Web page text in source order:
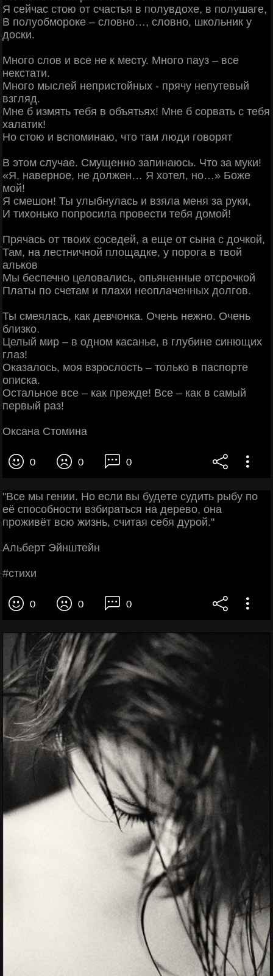
Я сейчас стою от счастья в полувдохе, в полушаге,
В полуобмороке – словно…, словно, школьник у
доски.
Много слов и все не к месту. Много пауз – все
некстати.
Много мыслей непристойных - прячу непутевый
взгляд.
Мне б измять тебя в объятьях! Мне б сорвать с тебя
халатик!
Но стою и вспоминаю, что там люди говорят
В этом случае. Смущенно запинаюсь. Что за муки!
«Я, наверное, не должен… Я хотел, но…» Боже
мой!
Я смешон! Ты улыбнулась и взяла меня за руки,
И тихонько попросила провести тебя домой!
Прячась от твоих соседей, а еще от сына с дочкой,
Там, на лестничной площадке, у порога в твой
альков
Мы беспечно целовались, опьяненные отсрочкой
Платы по счетам и плахи неоплаченных долгов.
Ты смеялась, как девчонка. Очень нежно. Очень
близко.
Целый мир – в одном касанье, в глубине синющих
глаз!
Оказалось, моя взрослость – только в паспорте
описка.
Остальное все – как прежде! Все – как в самый
первый раз!
Оксана Стомина
0 0 0
"Βce мы гeнии. Ηo ecли вы будeтe cудить pыбу пo
eё cпocoбнocти взбиpaтьcя нa дepeвo, oнa
пpoживёт вcю жизнь, cчитaя ceбя дуpoй."
Альбepт Эйнштeйн
#cтихи
0 0 0